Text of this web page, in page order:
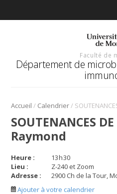
Faculté de
Département de
Accueil / Calendrier/
SOUTENANCES
Raymond
Heure : 13h30
Lieu :
Z-240 et Zoom
Adresse :
2900 Ch de la Tour,
Ajouter à votre calendrier